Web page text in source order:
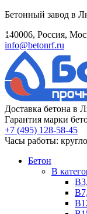
Бетонный завод в
140006, Россия,
info@betonrf.ru
Доставка бетона в
Гарантия марки
+7 (495) 128-58-45
Часы работы:
Бетон
B